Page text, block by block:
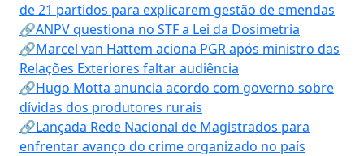
de 21 partidos para explicarem gestão de emendas
🔗ANPV questiona no STF a Lei da Dosimetria
🔗Marcel van Hattem aciona PGR após ministro das
Relações Exteriores faltar audiência
🔗Hugo Motta anuncia acordo com governo sobre
dívidas dos produtores rurais
🔗Lançada Rede Nacional de Magistrados para
enfrentar avanço do crime organizado no país